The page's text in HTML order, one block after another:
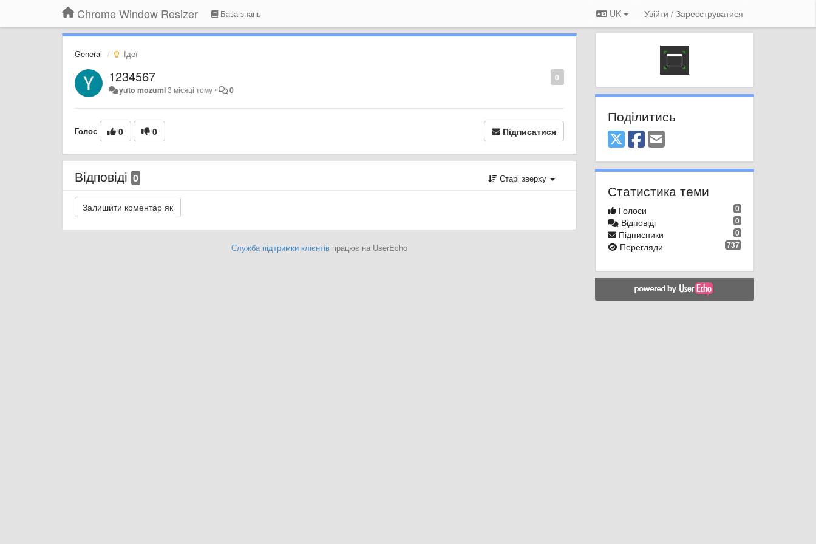
Chrome Window Resizer База знань UK Увійти / Зареєструватися
General Ідеї
0
1234567
yuto mozumi3 місяці тому• 0
Голос 0 0 Підписатися
Відповіді 0 Старі зверху
Служба підтримки клієнтівпрацює на UserEcho
Поділитись
Статистика теми
0
Голоси
0
Відповіді
0
Підписники
737
Перегляди